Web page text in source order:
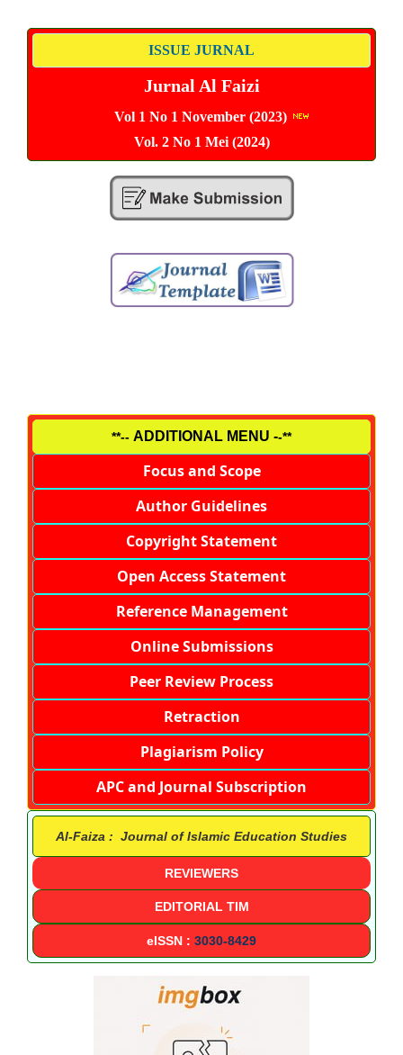
ISSUE JURNAL
Jurnal Al Faizi
Vol 1 No 1 November (2023)
Vol. 2 No 1 Mei (2024)
**-- ADDITIONAL MENU --**
Focus and Scope
Author Guidelines
Copyright Statement
Open Access Statement
Reference Management
Online Submissions
Peer Review Process
Retraction
Plagiarism Policy
APC and Journal Subscription
Al-Faiza : Journal of Islamic Education Studies
REVIEWERS
EDITORIAL TIM
eISSN : 3030-8429